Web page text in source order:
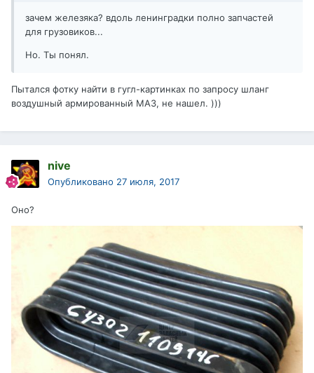
зачем железяка? вдоль ленинградки полно запчастей
для грузовиков...
Но. Ты понял.
Пытался фотку найти в гугл-картинках по запросу шланг
воздушный армированный МАЗ, не нашел. )))
nive
Опубликовано 27 июля, 2017
Оно?